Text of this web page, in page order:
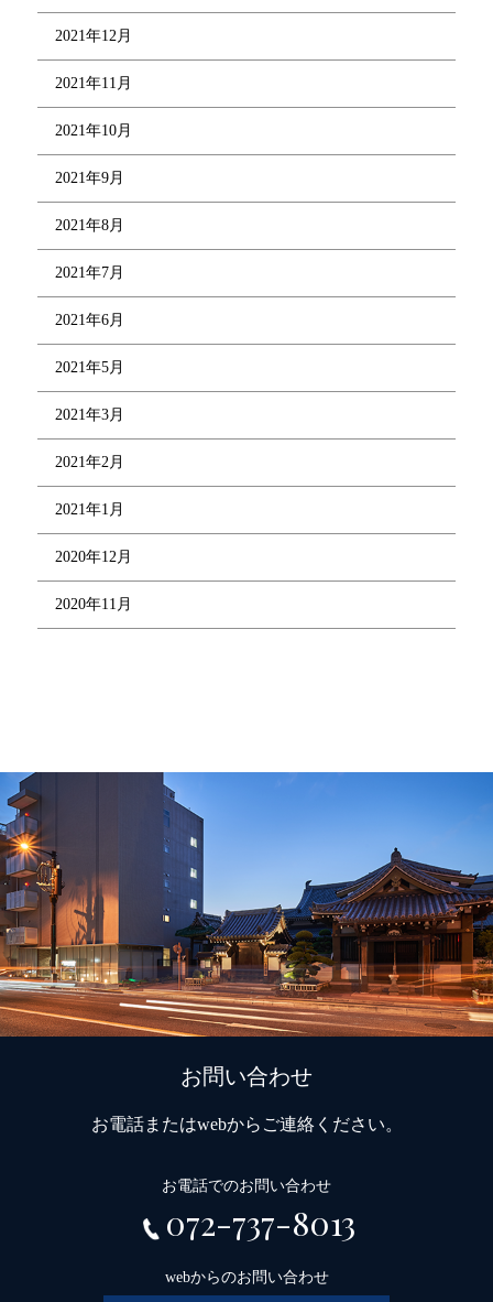
2021年12月
2021年11月
2021年10月
2021年9月
2021年8月
2021年7月
2021年6月
2021年5月
2021年3月
2021年2月
2021年1月
2020年12月
2020年11月
お問い合わせ
お電話またはwebからご連絡ください。
お電話でのお問い合わせ
072-737-8013
webからのお問い合わせ